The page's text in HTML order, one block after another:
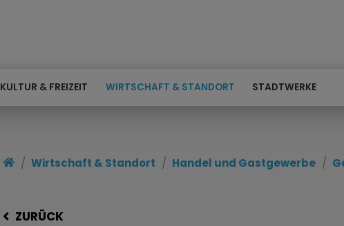
KULTUR & FREIZEIT WIRTSCHAFT & STANDORT STADTWERKE
Wirtschaft & Standort Handel und Gastgewerbe
ZURÜCK